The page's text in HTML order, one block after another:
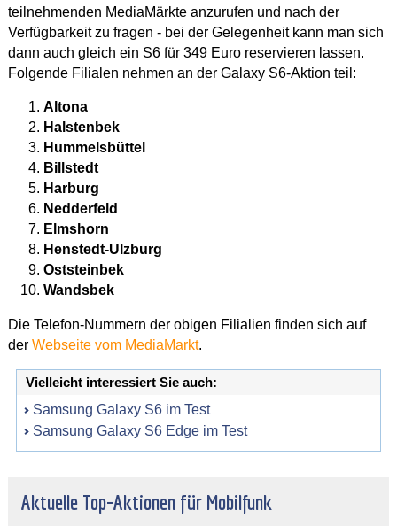
teilnehmenden MediaMärkte anzurufen und nach der
Verfügbarkeit zu fragen - bei der Gelegenheit kann man sich
dann auch gleich ein S6 für 349 Euro reservieren lassen.
Folgende Filialen nehmen an der Galaxy S6-Aktion teil:
Altona
Halstenbek
Hummelsbüttel
Billstedt
Harburg
Nedderfeld
Elmshorn
Henstedt-Ulzburg
Oststeinbek
Wandsbek
Die Telefon-Nummern der obigen Filialien finden sich auf
der Webseite vom MediaMarkt.
Vielleicht interessiert Sie auch:
Samsung Galaxy S6 im Test
Samsung Galaxy S6 Edge im Test
Aktuelle Top-Aktionen für Mobilfunk